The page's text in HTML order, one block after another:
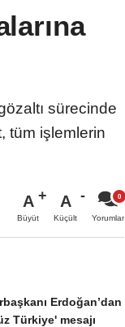
sürecinde
tüm işlemlerin
A
Büyüt
A
Küçült Yorumlar
Erdoğan’dan
Türkiye' mesajı